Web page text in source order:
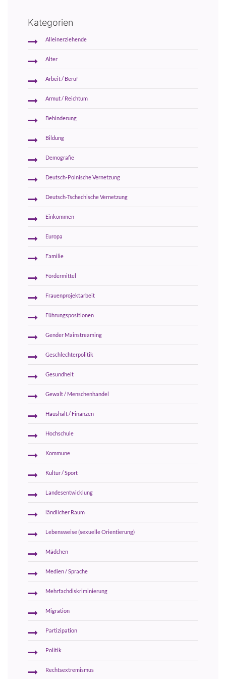
Kategorien
Alleinerziehende
Alter
Arbeit / Beruf
Armut / Reichtum
Behinderung
Bildung
Demografie
Deutsch-Polnische Vernetzung
Deutsch-Tschechische Vernetzung
Einkommen
Europa
Familie
Fördermittel
Frauenprojektarbeit
Führungspositionen
Gender Mainstreaming
Geschlechterpolitik
Gesundheit
Gewalt / Menschenhandel
Haushalt / Finanzen
Hochschule
Kommune
Kultur / Sport
Landesentwicklung
ländlicher Raum
Lebensweise (sexuelle Orientierung)
Mädchen
Medien / Sprache
Mehrfachdiskriminierung
Migration
Partizipation
Politik
Rechtsextremismus